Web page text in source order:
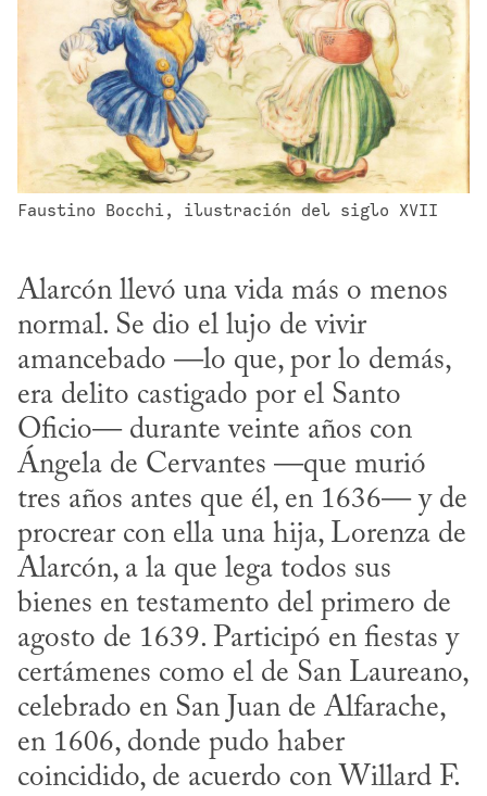
Faustino Bocchi, ilustración del siglo XVII
Alarcón llevó una vida más o menos
normal. Se dio el lujo de vivir
amancebado —lo que, por lo demás,
era delito castigado por el Santo
Oficio— durante veinte años con
Ángela de Cervantes —que murió
tres años antes que él, en 1636— y de
procrear con ella una hija, Lorenza de
Alarcón, a la que lega todos sus
bienes en testamento del primero de
agosto de 1639. Participó en fiestas y
certámenes como el de San Laureano,
celebrado en San Juan de Alfarache,
en 1606, donde pudo haber
coincidido, de acuerdo con Willard F.